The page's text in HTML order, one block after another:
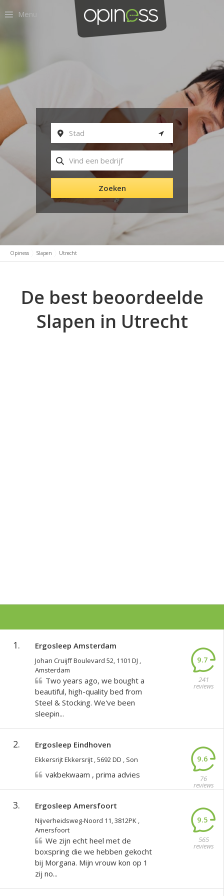
Menu
Zoeken
Opiness Slapen Utrecht
De best beoordeelde
Slapen in Utrecht
1. Ergosleep Amsterdam
Johan Cruijff Boulevard 52, 1101 DJ ,
Amsterdam
9.7
241
reviews
Two years ago, we bought a
beautiful, high-quality bed from
Steel & Stocking. We've been
sleepin...
2. Ergosleep Eindhoven
Ekkersrijt Ekkersrijt , 5692 DD , Son 9.6
76
reviews
vakbekwaam , prima advies
3. Ergosleep Amersfoort
Nijverheidsweg-Noord 11, 3812PK ,
Amersfoort
9.5
565
reviews
We zijn echt heel met de
boxspring die we hebben gekocht
bij Morgana. Mijn vrouw kon op 1
zij no...